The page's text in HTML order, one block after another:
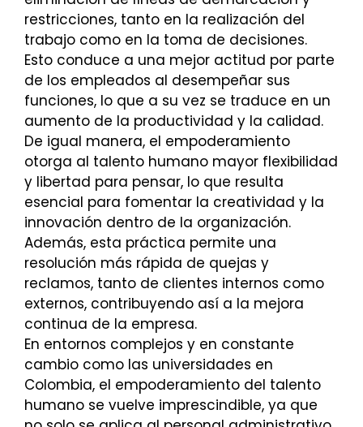
restricciones, tanto en la realización del
trabajo como en la toma de decisiones.
Esto conduce a una mejor actitud por parte
de los empleados al desempeñar sus
funciones, lo que a su vez se traduce en un
aumento de la productividad y la calidad.
De igual manera, el empoderamiento
otorga al talento humano mayor flexibilidad
y libertad para pensar, lo que resulta
esencial para fomentar la creatividad y la
innovación dentro de la organización.
Además, esta práctica permite una
resolución más rápida de quejas y
reclamos, tanto de clientes internos como
externos, contribuyendo así a la mejora
continua de la empresa.
En entornos complejos y en constante
cambio como las universidades en
Colombia, el empoderamiento del talento
humano se vuelve imprescindible, ya que